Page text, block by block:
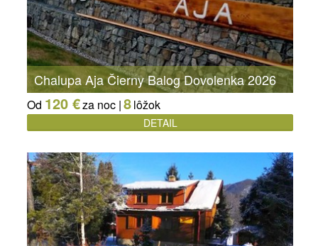
Chalupa Aja Čierny Balog Dovolenka 2026
Od 120 €za noc |8lôžok
DETAIL